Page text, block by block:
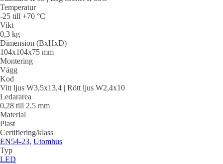
Temperatur
-25 till +70 °C
Vikt
0,3 kg
Dimension (BxHxD)
104x104x75 mm
Montering
Vägg
Kod
Vitt ljus W3,5x13,4 | Rött ljus W2,4x10
Ledararea
0,28 till 2,5 mm
Material
Plast
Certifiering/klass
EN54-23, Utomhus
Typ
LED